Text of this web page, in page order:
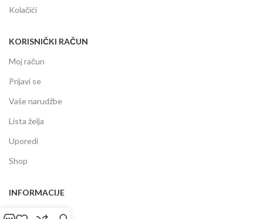
Kolačići
KORISNIČKI RAČUN
Moj račun
Prijavi se
Vaše narudžbe
Lista želja
Uporedi
Shop
INFORMACIJE
Prodajni centar